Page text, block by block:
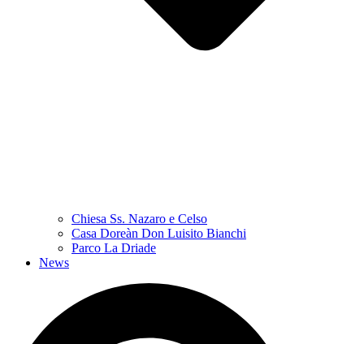
Chiesa Ss. Nazaro e Celso
Casa Doreàn Don Luisito Bianchi
Parco La Driade
News